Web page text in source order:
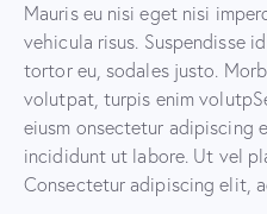
Mauris eu nisi eget nisi
vehicula risus. Suspendisse
tortor eu, sodales justo.
volutpat, turpis enim
eiusm onsectetur adipiscing
incididunt ut labore. Ut vel
Consectetur adipiscing elit,